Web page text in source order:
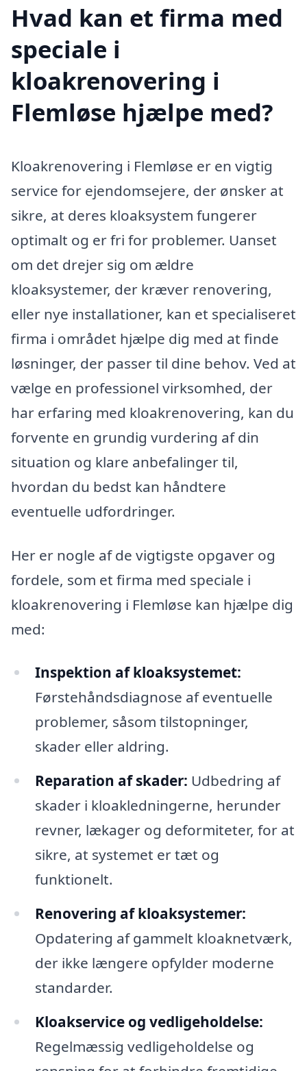
Hvad kan et firma med
speciale i
kloakrenovering i
Flemløse hjælpe med?
Kloakrenovering i Flemløse er en vigtig
service for ejendomsejere, der ønsker at
sikre, at deres kloaksystem fungerer
optimalt og er fri for problemer. Uanset
om det drejer sig om ældre
kloaksystemer, der kræver renovering,
eller nye installationer, kan et specialiseret
firma i området hjælpe dig med at finde
løsninger, der passer til dine behov. Ved at
vælge en professionel virksomhed, der
har erfaring med kloakrenovering, kan du
forvente en grundig vurdering af din
situation og klare anbefalinger til,
hvordan du bedst kan håndtere
eventuelle udfordringer.
Her er nogle af de vigtigste opgaver og
fordele, som et firma med speciale i
kloakrenovering i Flemløse kan hjælpe dig
med:
Inspektion af kloaksystemet:
Førstehåndsdiagnose af eventuelle
problemer, såsom tilstopninger,
skader eller aldring.
Reparation af skader: Udbedring af
skader i kloakledningerne, herunder
revner, lækager og deformiteter, for at
sikre, at systemet er tæt og
funktionelt.
Renovering af kloaksystemer:
Opdatering af gammelt kloaknetværk,
der ikke længere opfylder moderne
standarder.
Kloakservice og vedligeholdelse:
Regelmæssig vedligeholdelse og